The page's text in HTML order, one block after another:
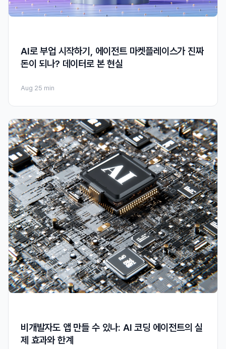
AI로 부업 시작하기, 에이전트 마켓플레이스가 진짜
돈이 되나? 데이터로 본 현실
Aug 25 min
비개발자도 앱 만들 수 있나: AI 코딩 에이전트의 실
제 효과와 한계